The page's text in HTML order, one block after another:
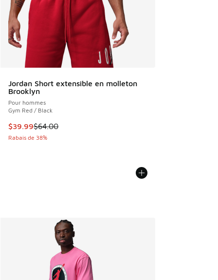
Jordan Short extensible en molleton
Brooklyn
Pour hommes
Gym Red / Black
Cet article est en solde. Le prix est passé de $64.00 à
$39.99$64.00
Rabais de 38%